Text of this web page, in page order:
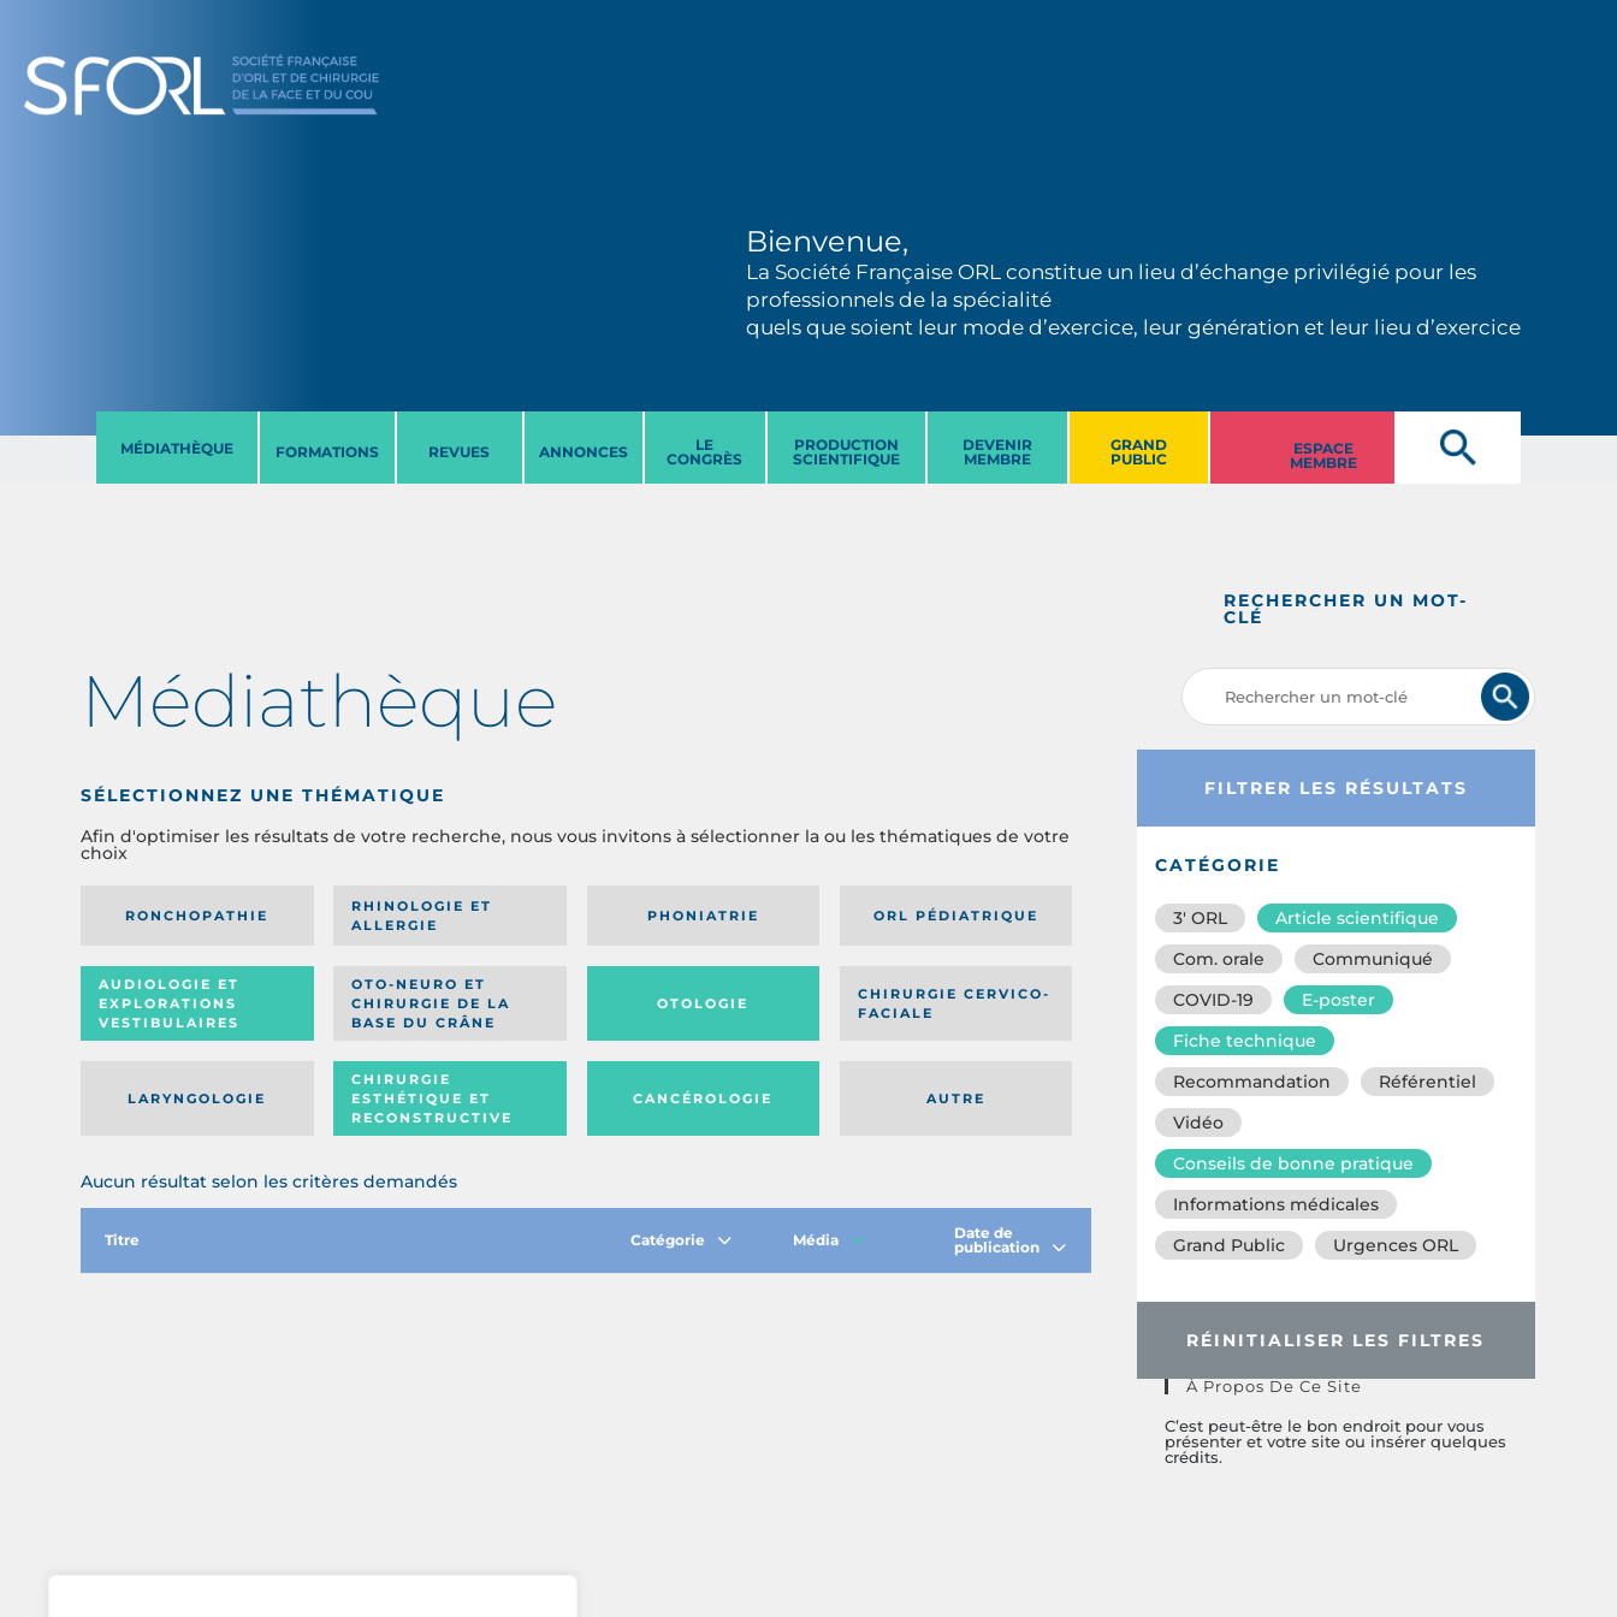
Bienvenue,
La Société Française ORL constitue un lieu d’échange privilégié pour les
professionnels de la spécialité
quels que soient leur mode d’exercice, leur génération et leur lieu d’exercice
MÉDIATHÈQUE FORMATIONS REVUES ANNONCES
LE
CONGRÈS
PRODUCTION
SCIENTIFIQUE
DEVENIR
MEMBRE
GRAND
PUBLIC
ESPACE
MEMBRE
Médiathèque
SÉLECTIONNEZ UNE THÉMATIQUE
Afin d'optimiser les résultats de votre recherche, nous vous invitons à sélectionner la ou les thématiques de votre
choix
RONCHOPATHIE
RHINOLOGIE ET
ALLERGIE
PHONIATRIE ORL PÉDIATRIQUE
AUDIOLOGIE ET
EXPLORATIONS
VESTIBULAIRES
OTO-NEURO ET
CHIRURGIE DE LA
BASE DU CRÂNE
OTOLOGIE
CHIRURGIE CERVICO-
FACIALE
AUTRE
LARYNGOLOGIE
CHIRURGIE
ESTHÉTIQUE ET
RECONSTRUCTIVE
CANCÉROLOGIE
Aucun résultat selon les critères demandés
Titre Catégorie Média
Date de
publication
RECHERCHER UN MOT-
CLÉ
FILTRER LES RÉSULTATS
CATÉGORIE
3′ ORL
Article scientifique
Com. orale
Communiqué
COVID-19
E-poster
Fiche technique
Recommandation
Référentiel
Vidéo
Conseils de bonne pratique
Informations médicales
Grand Public
Urgences ORL
RÉINITIALISER LES FILTRES
À Propos De Ce Site
C’est peut-être le bon endroit pour vous
présenter et votre site ou insérer quelques
crédits.